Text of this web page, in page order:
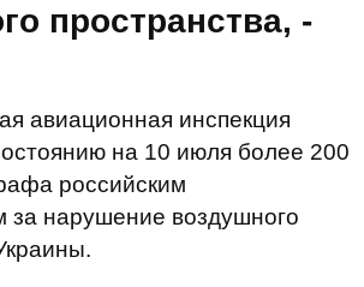
пространства, -
авиационная инспекция
на 10 июля более 200
российским
за нарушение воздушного